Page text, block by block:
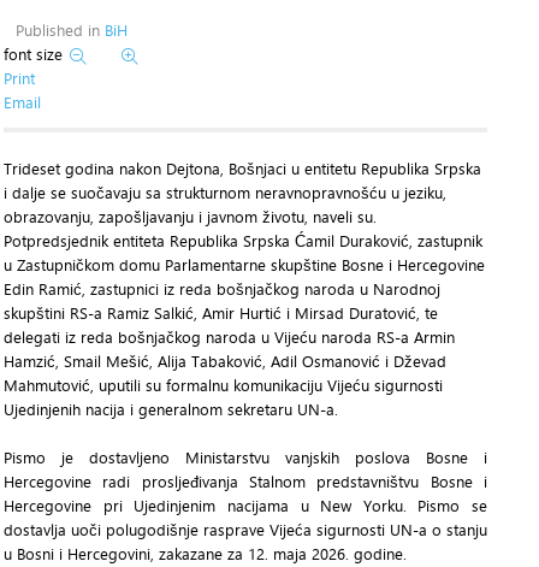
Published in BiH
font size
Print
Email
Trideset godina nakon Dejtona, Bošnjaci u entitetu Republika Srpska
i dalje se suočavaju sa strukturnom neravnopravnošću u jeziku,
obrazovanju, zapošljavanju i javnom životu, naveli su.
Potpredsjednik entiteta Republika Srpska Ćamil Duraković, zastupnik
u Zastupničkom domu Parlamentarne skupštine Bosne i Hercegovine
Edin Ramić, zastupnici iz reda bošnjačkog naroda u Narodnoj
skupštini RS-a Ramiz Salkić, Amir Hurtić i Mirsad Duratović, te
delegati iz reda bošnjačkog naroda u Vijeću naroda RS-a Armin
Hamzić, Smail Mešić, Alija Tabaković, Adil Osmanović i Dževad
Mahmutović, uputili su formalnu komunikaciju Vijeću sigurnosti
Ujedinjenih nacija i generalnom sekretaru UN-a.
Pismo je dostavljeno Ministarstvu vanjskih poslova Bosne i
Hercegovine radi prosljeđivanja Stalnom predstavništvu Bosne i
Hercegovine pri Ujedinjenim nacijama u New Yorku. Pismo se
dostavlja uoči polugodišnje rasprave Vijeća sigurnosti UN-a o stanju
u Bosni i Hercegovini, zakazane za 12. maja 2026. godine.